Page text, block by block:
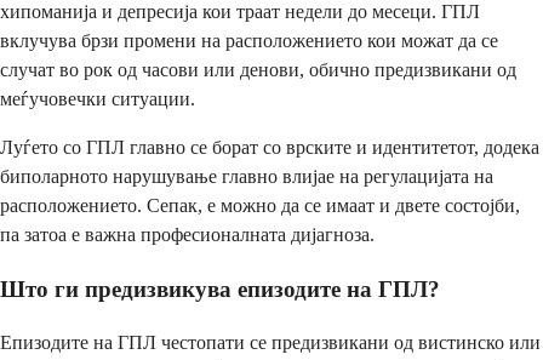
хипоманија и депресија кои траат недели до месеци. ГПЛ
вклучува брзи промени на расположението кои можат да се
случат во рок од часови или денови, обично предизвикани од
меѓучовечки ситуации.
Луѓето со ГПЛ главно се борат со врските и идентитетот, додека
биполарното нарушување главно влијае на регулацијата на
расположението. Сепак, е можно да се имаат и двете состојби,
па затоа е важна професионалната дијагноза.
Што ги предизвикува епизодите на ГПЛ?
Епизодите на ГПЛ честопати се предизвикани од вистинско или